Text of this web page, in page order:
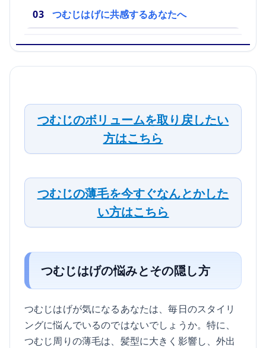
つむじはげに共感するあなたへ
つむじのボリュームを取り戻したい
方はこちら
つむじの薄毛を今すぐなんとかした
い方はこちら
つむじはげの悩みとその隠し方
つむじはげが気になるあなたは、毎日のスタイリ
ングに悩んでいるのではないでしょうか。特に、
つむじ周りの薄毛は、髪型に大きく影響し、外出